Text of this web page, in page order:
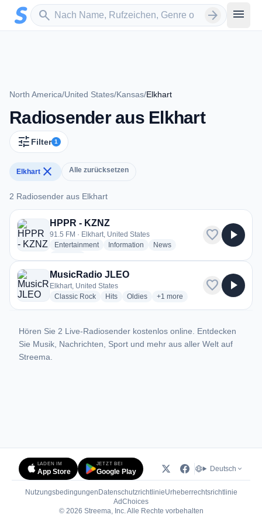
Zum Hauptinhalt springen
search
Sender suchen arrow_forward menu
North America/United States/Kansas/Elkhart
Radiosender aus Elkhart
tune Filter 1
Elkhart close Alle zurücksetzen
2 Radiosender aus Elkhart
2 Radiosender aus Elkhart
HPPR - KZNZ
91.5 FM · Elkhart, United States
Entertainmentradio stations
Information radio stations
Newsradio stations
favorite play_arrow
MusicRadio JLEO
Elkhart, United States
Classic Rockradio stations
Hitsradio stations
Oldiesradio stations
+1 more genres for MusicRadio
more
favorite play_arrow
Hören Sie 2 Live-Radiosender kostenlos online. Entdecken
Sie Musik, Nachrichten, Sport und mehr aus aller Welt auf
Streema.
LADEN IM
App Store
JETZT BEI
Google Play Deutsch
Nutzungsbedingungen DatenschutzrichtlinieUrheberrechtsrichtlinie
AdChoices(öffnet in neuem Tab)
© 2026 Streema, Inc. Alle Rechte vorbehalten